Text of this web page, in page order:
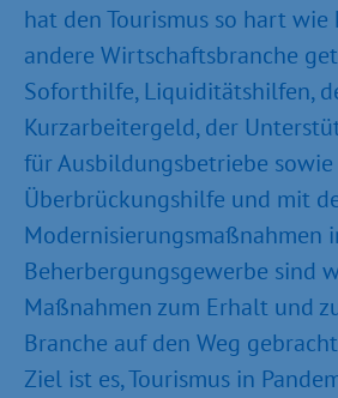
hat den Tourismus so hart wie
andere Wirtschaftsbranche
Soforthilfe, Liquiditätshilfen,
Kurzarbeitergeld, der
für Ausbildungsbetriebe
Überbrückungshilfe und mit
Modernisierungs­maßnahmen
Beherbergungs­gewerbe sind
Maßnahmen zum Erhalt und
Branche auf den Weg
Ziel ist es, Tourismus in